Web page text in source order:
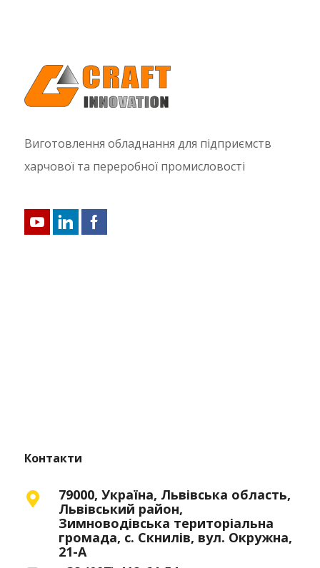
Виготовлення обладнання для підприємств
харчової та переробної промисловості
Контакти
79000, Україна, Львівська область,
Львівський район,
Зимноводівська територіальна
громада, с. Скнилів, вул. Окружна,
21-А